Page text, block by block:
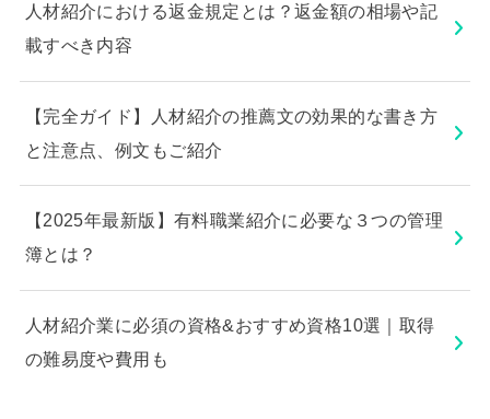
人材紹介における返金規定とは？返金額の相場や記
載すべき内容
【完全ガイド】人材紹介の推薦文の効果的な書き方
と注意点、例文もご紹介
【2025年最新版】有料職業紹介に必要な３つの管理
簿とは？
人材紹介業に必須の資格&おすすめ資格10選｜取得
の難易度や費用も